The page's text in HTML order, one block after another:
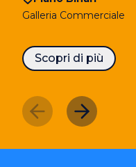
Galleria Commerciale
Scopri di più